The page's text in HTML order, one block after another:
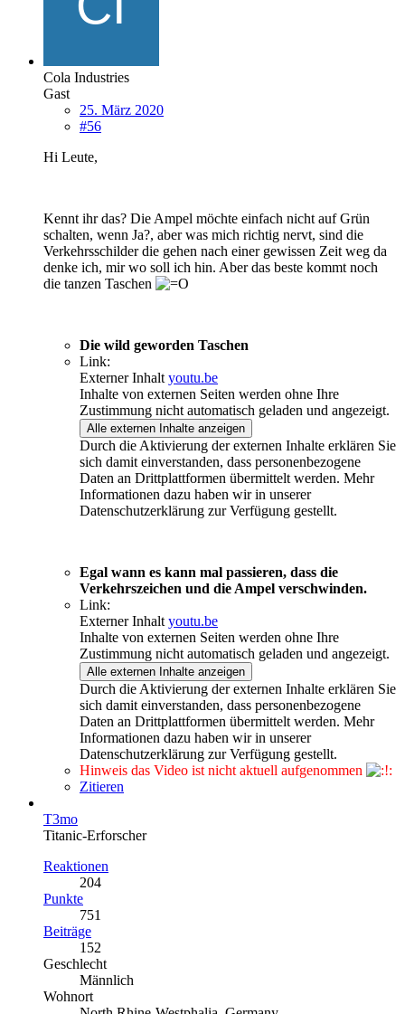
Cola Industries
Gast
25. März 2020
#56
Hi Leute,
Kennt ihr das? Die Ampel möchte einfach nicht auf Grün
schalten, wenn Ja?, aber was mich richtig nervt, sind die
Verkehrsschilder die gehen nach einer gewissen Zeit weg da
denke ich, mir wo soll ich hin. Aber das beste kommt noch
die tanzen Taschen
Die wild geworden Taschen
Link:
Externer Inhalt youtu.be
Inhalte von externen Seiten werden ohne Ihre
Zustimmung nicht automatisch geladen und angezeigt.
Alle externen Inhalte anzeigen
Durch die Aktivierung der externen Inhalte erklären Sie
sich damit einverstanden, dass personenbezogene
Daten an Drittplattformen übermittelt werden. Mehr
Informationen dazu haben wir in unserer
Datenschutzerklärung zur Verfügung gestellt.
Egal wann es kann mal passieren, dass die
Verkehrszeichen und die Ampel verschwinden.
Link:
Externer Inhalt youtu.be
Inhalte von externen Seiten werden ohne Ihre
Zustimmung nicht automatisch geladen und angezeigt.
Alle externen Inhalte anzeigen
Durch die Aktivierung der externen Inhalte erklären Sie
sich damit einverstanden, dass personenbezogene
Daten an Drittplattformen übermittelt werden. Mehr
Informationen dazu haben wir in unserer
Datenschutzerklärung zur Verfügung gestellt.
Hinweis das Video ist nicht aktuell aufgenommen
Zitieren
T3mo
Titanic-Erforscher
Reaktionen
204
Punkte
751
Beiträge
152
Geschlecht
Männlich
Wohnort